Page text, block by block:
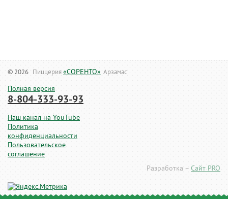
© 2026 Пиццерия«СОРЕНТО» Арзамас
Полная версия
8-804-333-93-93
Наш канал на YouTube
Политика
конфиденциальности
Пользовательское
соглашение
Разработка – Сайт PRO